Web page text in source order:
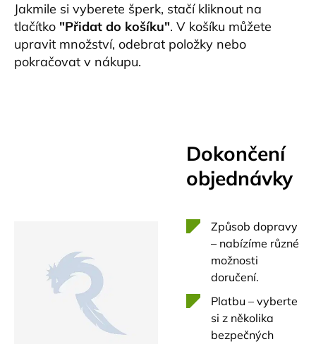
Jakmile si vyberete šperk, stačí kliknout na
tlačítko "Přidat do košíku". V košíku můžete
upravit množství, odebrat položky nebo
pokračovat v nákupu.
Dokončení
objednávky
Způsob dopravy
– nabízíme různé
možnosti
doručení.
Platbu – vyberte
si z několika
bezpečných